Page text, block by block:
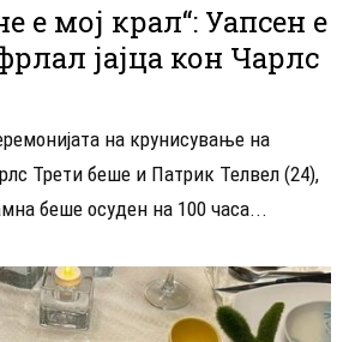
е мој крал“: Уапсен е
јајца кон Чарлс
на крунисување на
Трети беше и Патрик Телвел (24),
беше осуден на 100 часа...